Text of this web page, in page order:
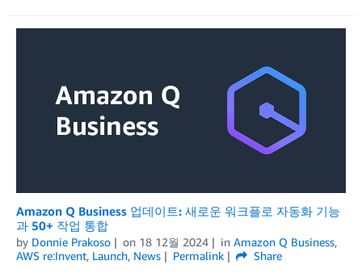
Amazon Q Business 업데이트: 새로운 워크플로 자동화 기능
과 50+ 작업 통합
by Donnie Prakoso on 18 12월 2024 in Amazon Q Business,
AWS re:Invent, Launch, News Permalink
Share